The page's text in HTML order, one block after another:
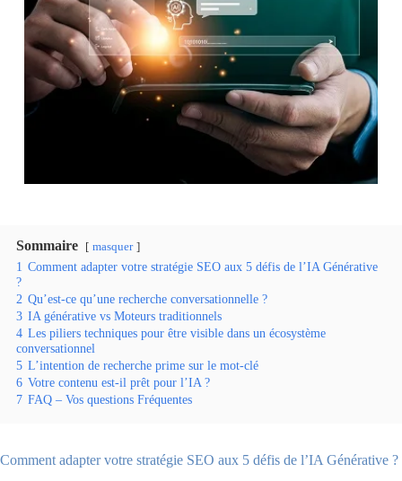
Sommaire masquer
1 Comment adapter votre stratégie SEO aux 5 défis de l’IA Générative
?
2 Qu’est-ce qu’une recherche conversationnelle ?
3 IA générative vs Moteurs traditionnels
4 Les piliers techniques pour être visible dans un écosystème
conversationnel
5 L’intention de recherche prime sur le mot-clé
6 Votre contenu est-il prêt pour l’IA ?
7 FAQ – Vos questions Fréquentes
Comment adapter votre stratégie SEO aux 5 défis de l’IA Générative ?